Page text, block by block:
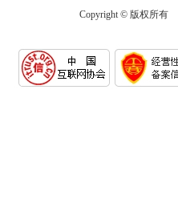
Copyright © 版权所